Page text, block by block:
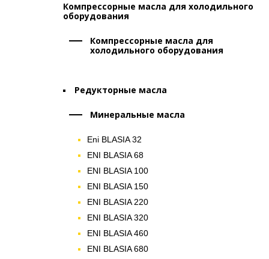
Компрессорные масла для холодильного
оборудования
Компрессорные масла для
холодильного оборудования
Редукторные масла
Минеральные масла
Eni BLASIA 32
ENI BLASIA 68
ENI BLASIA 100
ENI BLASIA 150
ENI BLASIA 220
ENI BLASIA 320
ENI BLASIA 460
ENI BLASIA 680